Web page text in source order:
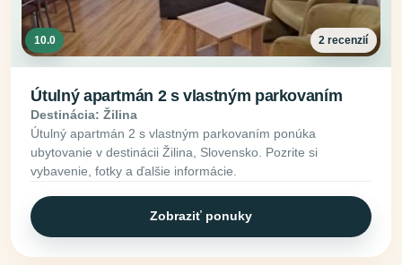
10.0 2 recenzií
Útulný apartmán 2 s vlastným parkovaním
Destinácia: Žilina
Útulný apartmán 2 s vlastným parkovaním ponúka
ubytovanie v destinácii Žilina, Slovensko. Pozrite si
vybavenie, fotky a ďalšie informácie.
Zobraziť ponuky